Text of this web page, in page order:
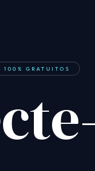
GRATUITOS